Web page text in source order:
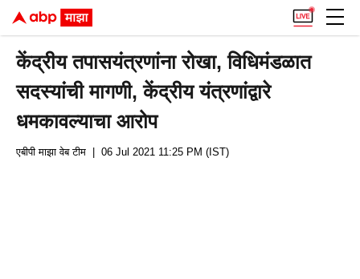
केंद्रीय तपासयंत्रणांना रोखा, विधिमंडळात
सदस्यांची मागणी, केंद्रीय यंत्रणांद्वारे
धमकावल्याचा आरोप
एबीपी माझा वेब टीम | 06 Jul 2021 11:25 PM (IST)